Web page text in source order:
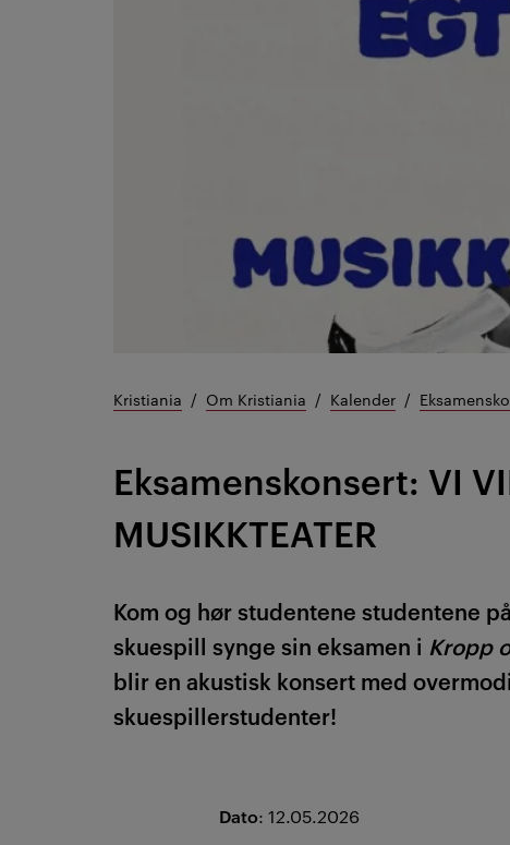
Kristiania Om Kristiania Kalender
Eksamenskonsert: VI
MUSIKKTEATER
Kom og hør studentene studentene
skuespill synge sin eksamen i Kropp
blir en akustisk konsert med
skuespillerstudenter!
Dato: 12.05.2026